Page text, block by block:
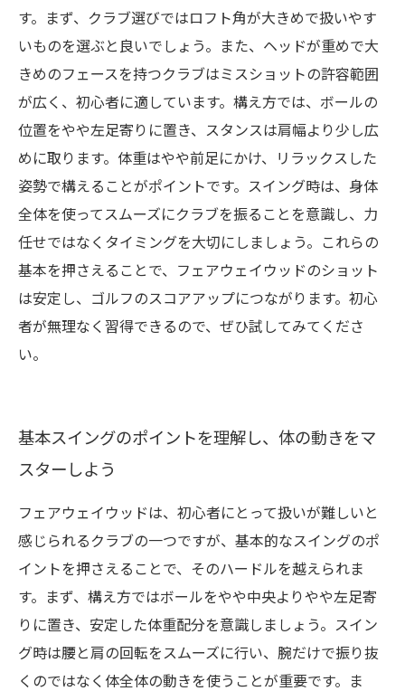
す。まず、クラブ選びではロフト角が大きめで扱いやす
いものを選ぶと良いでしょう。また、ヘッドが重めで大
きめのフェースを持つクラブはミスショットの許容範囲
が広く、初心者に適しています。構え方では、ボールの
位置をやや左足寄りに置き、スタンスは肩幅より少し広
めに取ります。体重はやや前足にかけ、リラックスした
姿勢で構えることがポイントです。スイング時は、身体
全体を使ってスムーズにクラブを振ることを意識し、力
任せではなくタイミングを大切にしましょう。これらの
基本を押さえることで、フェアウェイウッドのショット
は安定し、ゴルフのスコアアップにつながります。初心
者が無理なく習得できるので、ぜひ試してみてくださ
い。
基本スイングのポイントを理解し、体の動きをマ
スターしよう
フェアウェイウッドは、初心者にとって扱いが難しいと
感じられるクラブの一つですが、基本的なスイングのポ
イントを押さえることで、そのハードルを越えられま
す。まず、構え方ではボールをやや中央よりやや左足寄
りに置き、安定した体重配分を意識しましょう。スイン
グ時は腰と肩の回転をスムーズに行い、腕だけで振り抜
くのではなく体全体の動きを使うことが重要です。ま